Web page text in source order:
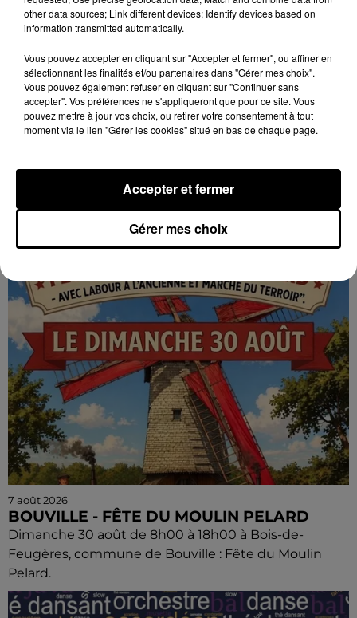
7 août 2026
Dimanche 13 septembre à 8h30 à Gommerville :
Randonnée pédestre. Deux parcours au choix.
Inscription obligatoire.
7 août 2026
BOUVILLE - FÊTE DU MOULIN PELARD
Dimanche 30 août de 8h00 à 18h00 à Bois-de-
Feugères, commune de Bouville : Fête du Moulin
Pelard.
other data sources; Link different devices; Identify devices based on
information transmitted automatically.
Vous pouvez accepter en cliquant sur "Accepter et fermer", ou affiner en
sélectionnant les finalités et/ou partenaires dans "Gérer mes choix".
Vous pouvez également refuser en cliquant sur "Continuer sans
accepter". Vos préférences ne s'appliqueront que pour ce site. Vous
pouvez mettre à jour vos choix, ou retirer votre consentement à tout
moment via le lien "Gérer les cookies" situé en bas de chaque page.
Gérer mes choix
Accepter et fermer